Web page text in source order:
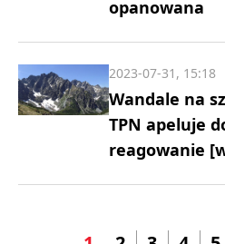
opanowana
Wandale na
TPN apeluje
reagowanie
2023-07-31, 15:18